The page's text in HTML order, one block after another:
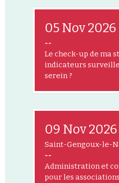
05 Nov 2026
--
Le check-up de ma
indicateurs
serein ?
09 Nov 2026
Saint-Gengoux-le-
--
Administration et
pour les